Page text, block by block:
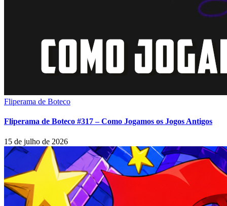
Fliperama de Boteco
Fliperama de Boteco #317 – Como Jogamos os Jogos Antigos
15 de julho de 2026